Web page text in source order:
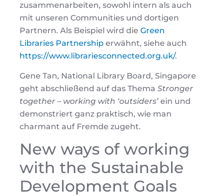
zusammenarbeiten, sowohl intern als auch
mit unseren Communities und dortigen
Partnern. Als Beispiel wird die Green
Libraries Partnership erwähnt, siehe auch
https://www.librariesconnected.org.uk/.
Gene Tan, National Library Board, Singapore
geht abschließend auf das Thema Stronger
together – working with ‘outsiders’ ein und
demonstriert ganz praktisch, wie man
charmant auf Fremde zugeht.
New ways of working
with the Sustainable
Development Goals